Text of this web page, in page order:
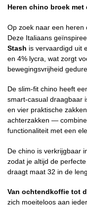
Heren chino broek
Op zoek naar een heren
Deze Italiaans
Stash is vervaardigd uit
en 4% lycra, wat zorgt
bewegingsvrijheid
De slim-fit chino heeft
smart-casual draagbaar
en vier praktische
achterzakken —
functionaliteit met een
De chino is verkrijgbaar
zodat je altijd de
draagt maat 32 in de
Van ochtendkoffie tot
zich moeiteloos aan